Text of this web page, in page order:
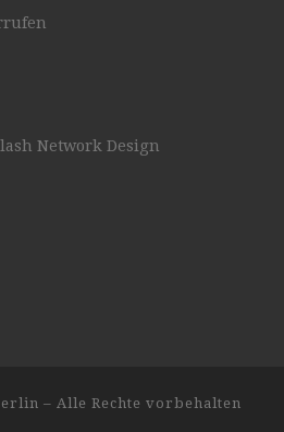
Network Design
– Alle Rechte vorbehalten